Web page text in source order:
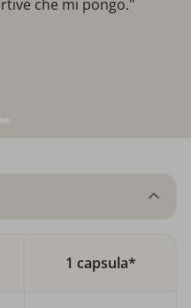
che mi pongo."
1 capsula*